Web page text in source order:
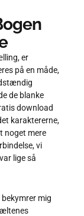
er
på en måde,
de blanke
download
karaktererne,
noget mere
vi
lige så
mig